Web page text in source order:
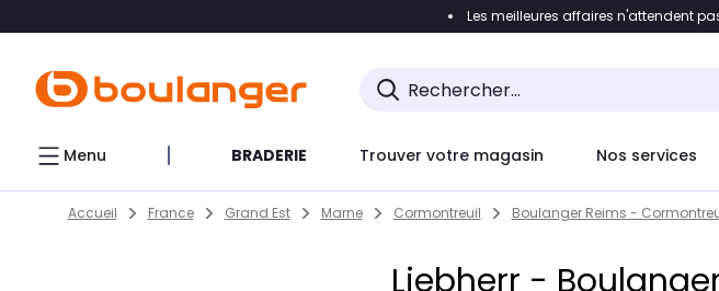
Accéder directement au contenu
Les meilleures affaires n'attendent
Menu BRADERIE Trouver votre magasin Nos services
Skip to content
Return to Nav
Accueil France Grand Est Marne Cormontreuil Boulanger Reims -
Liebherr -